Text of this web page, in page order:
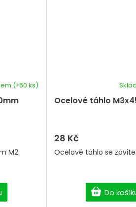
(>50 ks)
M2
Ocelové táhlo
28 Kč
Do
Ocelové táhlo se